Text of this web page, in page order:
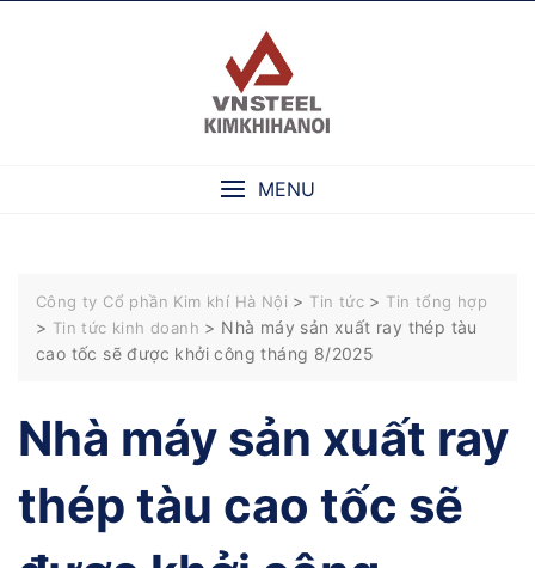
MENU
Công ty Cổ phần Kim khí Hà Nội > Tin tức > Tin tổng hợp
> Tin tức kinh doanh > Nhà máy sản xuất ray thép tàu
cao tốc sẽ được khởi công tháng 8/2025
Nhà máy sản xuất ray
thép tàu cao tốc sẽ